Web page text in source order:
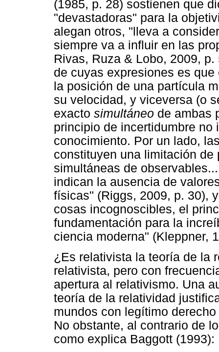
(1985, p. 28) sostienen que
"devastadoras" para la
alegan otros, "lleva a
siempre va a influir en las
Rivas, Ruza & Lobo, 2009,
de cuyas expresiones es
la posición de una partícula
su velocidad, y viceversa (o
exacto simultáneo de ambas
principio de incertidumbre
conocimiento. Por un lado,
constituyen una limitación
simultáneas de
indican la ausencia de
físicas" (Riggs, 2009, p. 30),
cosas incognoscibles, el
fundamentación para la
ciencia moderna" (Kleppner,
¿Es relativista la teoría de la
relativista, pero con
apertura al relativismo. Una
teoría de la relatividad
mundos con legítimo
No obstante, al contrario de
como explica Baggott (1993):